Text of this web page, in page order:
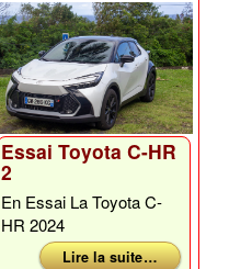
Essai Toyota C-HR
2
En Essai La Toyota C-
HR 2024
Lire la suite …